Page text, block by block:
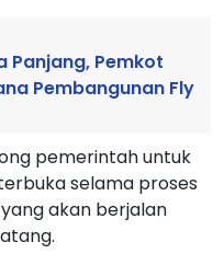
Panjang, Pemkot
Pembangunan Fly
pemerintah untuk
selama proses
akan berjalan